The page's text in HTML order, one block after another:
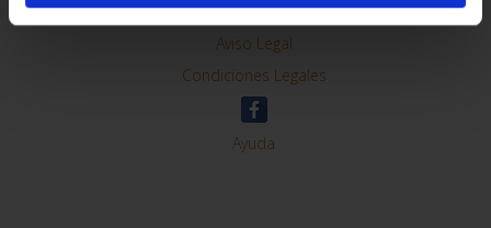
Preguntas Frequentes (FAQs)
Aviso Legal
Condiciones Legales
Ayuda